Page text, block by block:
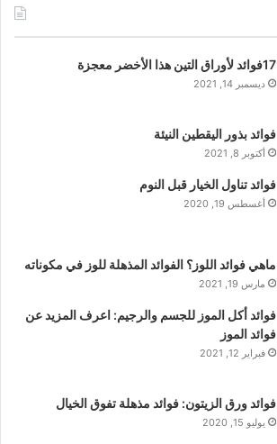
17فوائد لأوراق التين هذا الأخضر معجزة
ديسمبر 14, 2021
فوائد بذور اليقطين النيئة
أكتوبر 8, 2021
فوائد تناول الخيار قبل النوم
أغسطس 19, 2020
ماهي فوائد اللوز؟ الفوائد المذهلة للوز في مكوناته
مارس 19, 2021
فوائد أكل الموز للجسم والرجيم: اعرف المزيد عن
فوائد الموز
فبراير 12, 2021
فوائد ورق الزيتون: فوائد مذهلة تفوق الخيال
يوليو 15, 2020